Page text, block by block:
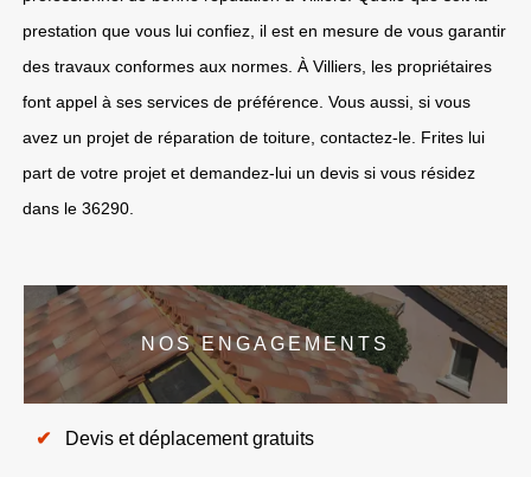
prestation que vous lui confiez, il est en mesure de vous garantir
des travaux conformes aux normes. À Villiers, les propriétaires
font appel à ses services de préférence. Vous aussi, si vous
avez un projet de réparation de toiture, contactez-le. Frites lui
part de votre projet et demandez-lui un devis si vous résidez
dans le 36290.
NOS ENGAGEMENTS
Devis et déplacement gratuits